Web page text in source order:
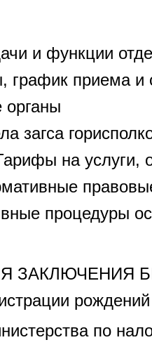
и функции
приема и
загса
на услуги,
процедуры
ЗАКЛЮЧЕНИЯ
рождений
по